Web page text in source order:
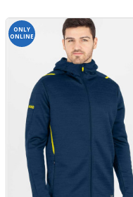
ONLY
ONLINE